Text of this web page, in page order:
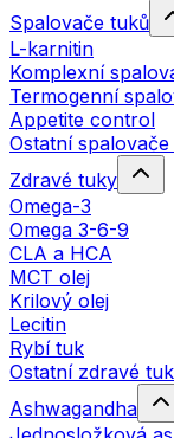
Spalovače tuků
L-karnitin
Komplexní
Termogenní
Appetite control
Ostatní
Zdravé tuky
Omega-3
Omega 3-6-9
CLA a HCA
MCT olej
Krilový olej
Lecitin
Rybí tuk
Ostatní zdravé
Ashwagandha